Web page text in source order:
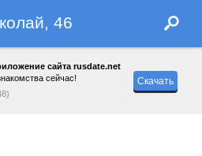
46
сайта rusdate.net
сейчас!
Скачать